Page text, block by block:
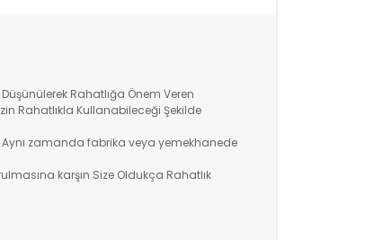
Rahatlığa Önem Veren
Rahatlıkla Kullanabileceği Şekilde
Aynı zamanda fabrika veya yemekhanede
karşın Size Oldukça Rahatlık